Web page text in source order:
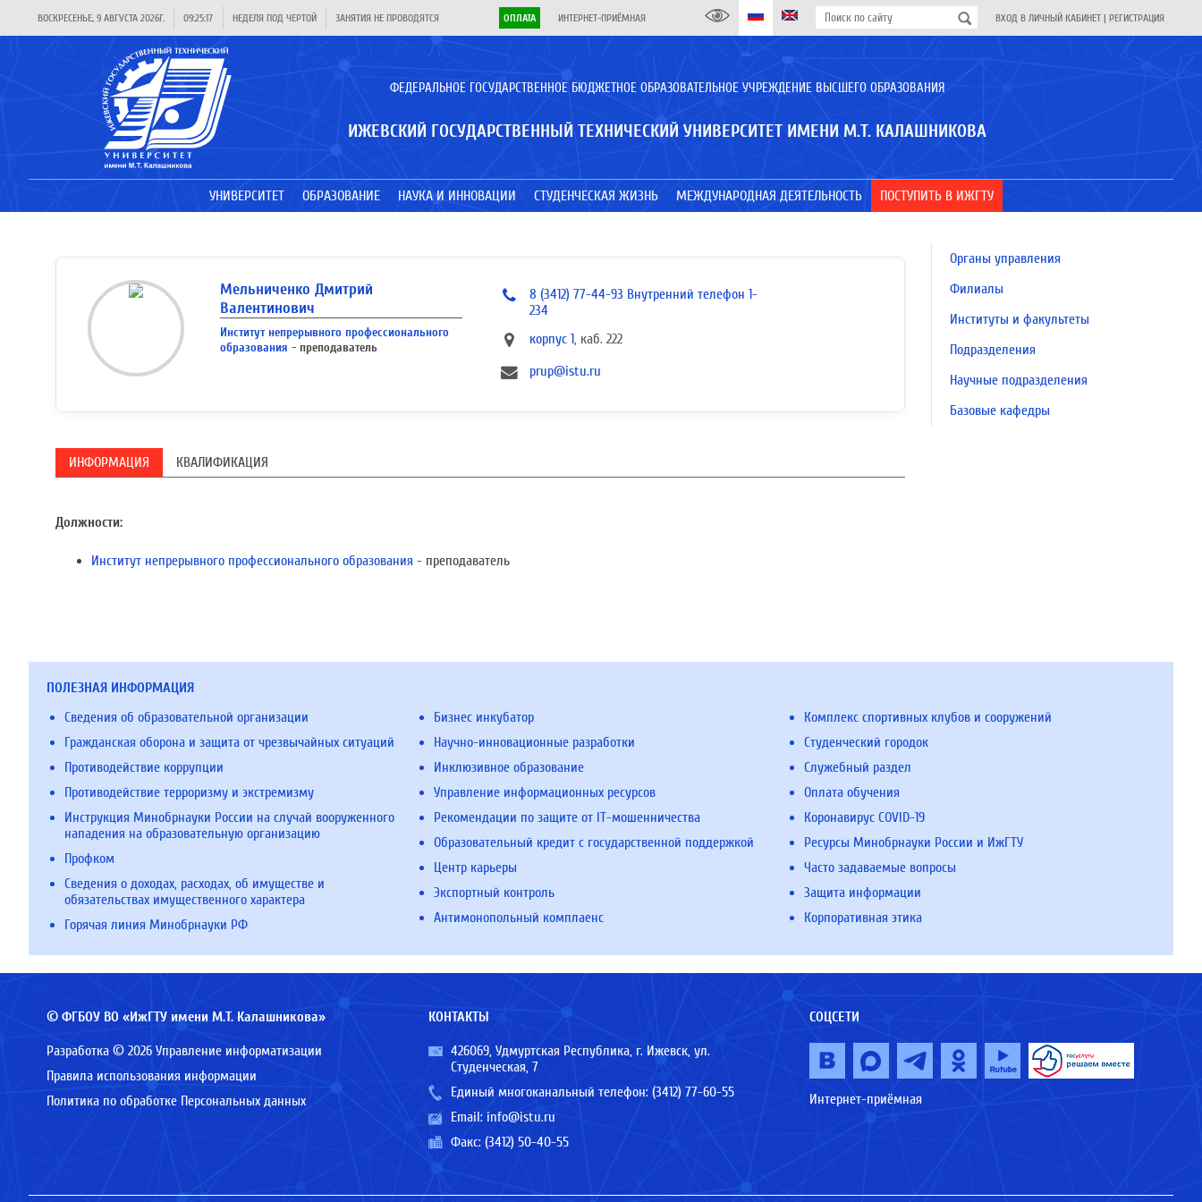
ВОСКРЕСЕНЬЕ, 9 АВГУСТА 2026Г. 09:25:17 НЕДЕЛЯ ПОД ЧЕРТОЙ ЗАНЯТИЯ НЕ ПРОВОДЯТСЯ ОПЛАТА ИНТЕРНЕТ-ПРИЁМНАЯ ВХОД В ЛИЧНЫЙ КАБИНЕТ | РЕГИСТРАЦИЯ
ФЕДЕРАЛЬНОЕ ГОСУДАРСТВЕННОЕ БЮДЖЕТНОЕ ОБРАЗОВАТЕЛЬНОЕ УЧРЕЖДЕНИЕ ВЫСШЕГО ОБРАЗОВАНИЯ
ИЖЕВСКИЙ ГОСУДАРСТВЕННЫЙ ТЕХНИЧЕСКИЙ УНИВЕРСИТЕТ ИМЕНИ М.Т. КАЛАШНИКОВА
УНИВЕРСИТЕТ ОБРАЗОВАНИЕ НАУКА И ИННОВАЦИИ СТУДЕНЧЕСКАЯ ЖИЗНЬ МЕЖДУНАРОДНАЯ ДЕЯТЕЛЬНОСТЬ ПОСТУПИТЬ В ИЖГТУ
Мельниченко Дмитрий
Валентинович
Институт непрерывного профессионального
образования - преподаватель
8 (3412) 77-44-93 Внутренний телефон 1-
234
корпус 1, каб. 222
prup@istu.ru
ИНФОРМАЦИЯ КВАЛИФИКАЦИЯ
Должности:
Институт непрерывного профессионального образования - преподаватель
Органы управления
Филиалы
Институты и факультеты
Подразделения
Научные подразделения
Базовые кафедры
ПОЛЕЗНАЯ ИНФОРМАЦИЯ
Сведения об образовательной организации
Гражданская оборона и защита от чрезвычайных ситуаций
Противодействие коррупции
Противодействие терроризму и экстремизму
Инструкция Минобрнауки России на случай вооруженного
нападения на образовательную организацию
Профком
Сведения о доходах, расходах, об имуществе и
обязательствах имущественного характера
Горячая линия Минобрнауки РФ
Бизнес инкубатор
Научно-инновационные разработки
Инклюзивное образование
Управление информационных ресурсов
Рекомендации по защите от IT-мошенничества
Образовательный кредит с государственной поддержкой
Центр карьеры
Экспортный контроль
Антимонопольный комплаенс
Комплекс спортивных клубов и сооружений
Студенческий городок
Служебный раздел
Оплата обучения
Коронавирус COVID-19
Ресурсы Минобрнауки России и ИжГТУ
Часто задаваемые вопросы
Защита информации
Корпоративная этика
© ФГБОУ ВО «ИжГТУ имени М.Т. Калашникова»
Разработка © 2026 Управление информатизации
Правила использования информации
Политика по обработке Персональных данных
КОНТАКТЫ
426069, Удмуртская Республика, г. Ижевск, ул.
Студенческая, 7
Единый многоканальный телефон: (3412) 77-60-55
Email: info@istu.ru
Факс: (3412) 50-40-55
СОЦСЕТИ
Интернет-приёмная